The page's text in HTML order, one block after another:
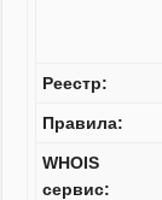
Реестр:
Правила:
WHOIS
сервис: